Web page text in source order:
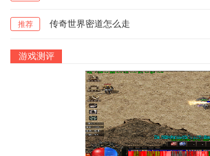
推荐 传奇世界密道怎么走
游戏测评